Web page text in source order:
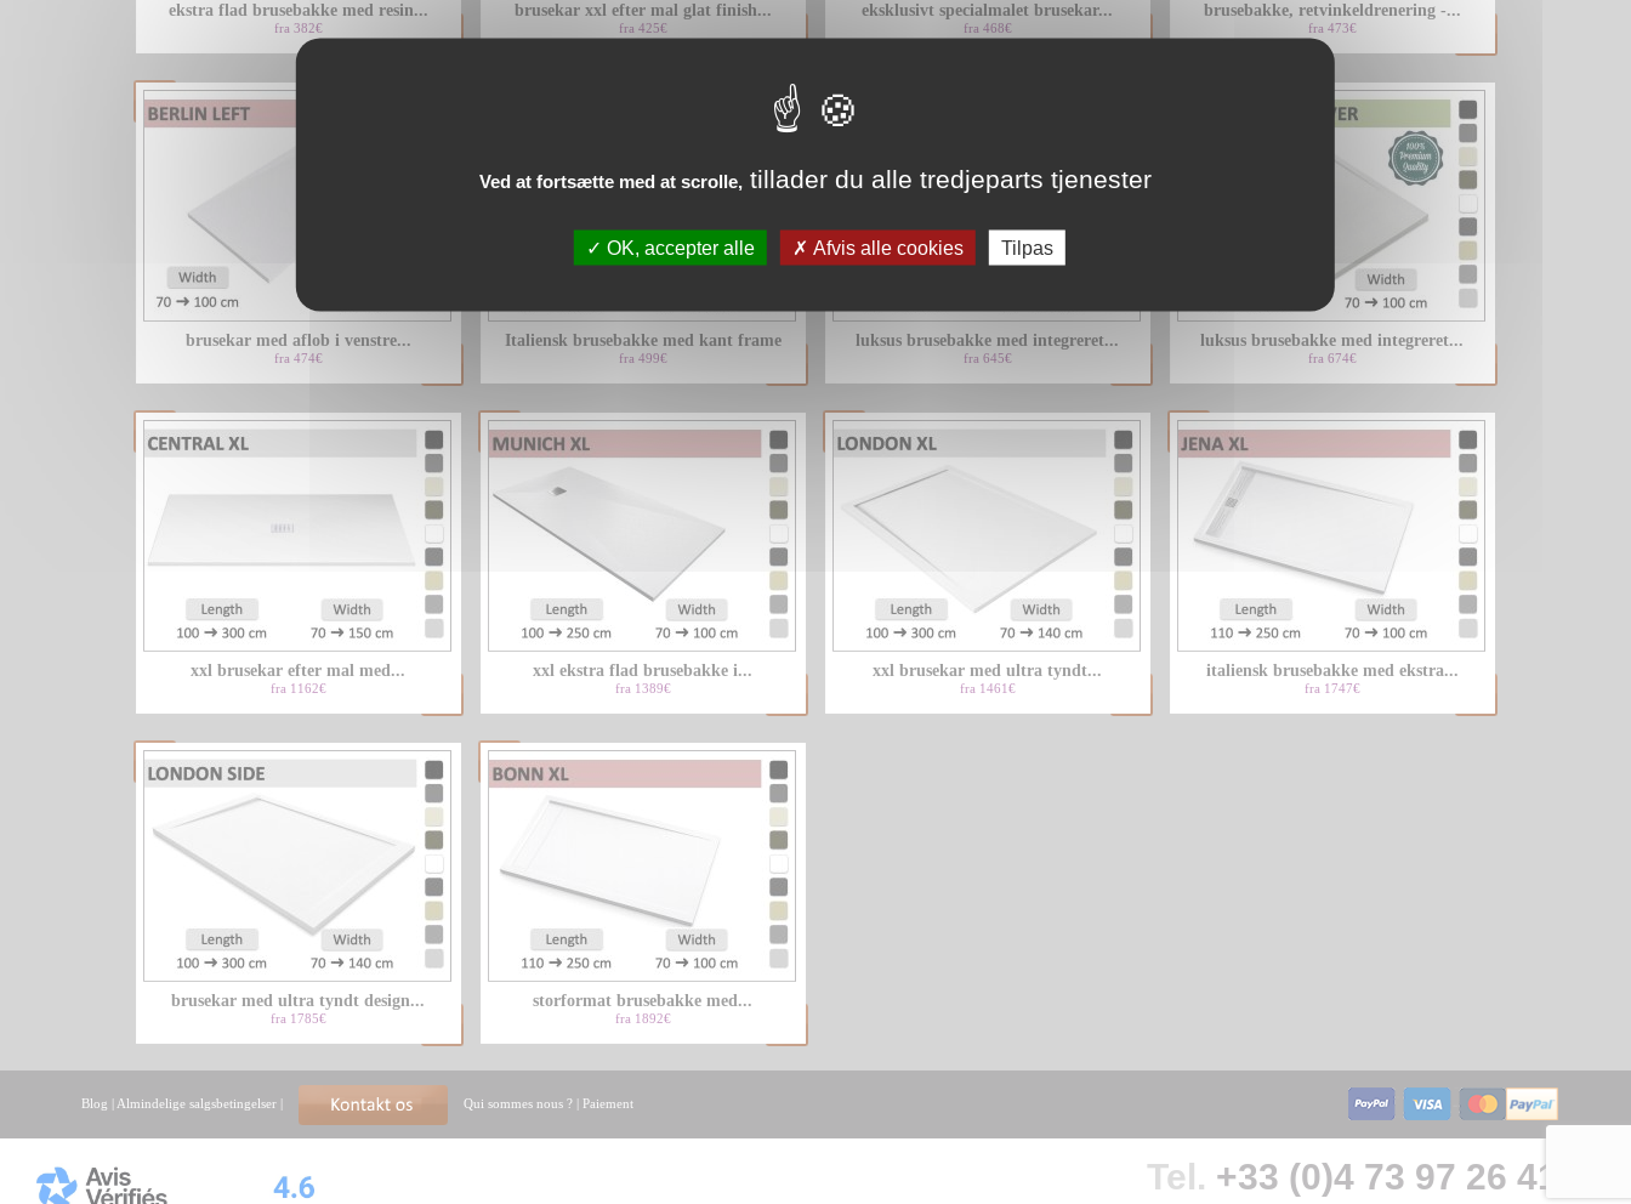
ekstra flad brusebakke med resin...
fra 382€
brusekar xxl efter mal glat finish...
fra 425€
eksklusivt specialmalet brusekar...
fra 468€
brusebakke, retvinkeldrenering -...
fra 473€
brusekar med aflob i venstre...
fra 474€
Italiensk brusebakke med kant frame
fra 499€
luksus brusebakke med integreret...
fra 645€
luksus brusebakke med integreret...
fra 674€
xxl brusekar efter mal med...
fra 1162€
xxl ekstra flad brusebakke i...
fra 1389€
xxl brusekar med ultra tyndt...
fra 1461€
italiensk brusebakke med ekstra...
fra 1747€
brusekar med ultra tyndt design...
fra 1785€
storformat brusebakke med...
fra 1892€
Blog | Almindelige salgsbetingelser | Qui sommes nous ? | Paiement
Tel. +33 (0)4 73 97 26 41
Ved at fortsætte med at scrolle, tillader du alle tredjeparts tjenester
OK, accepter alle Afvis alle cookies Tilpas